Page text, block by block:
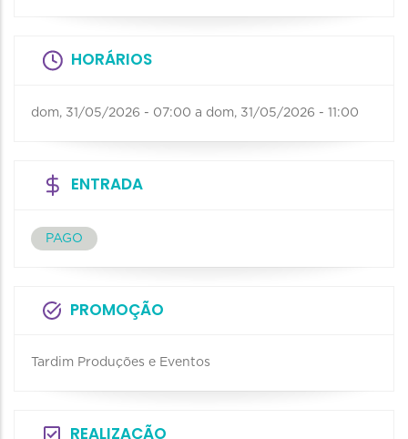
HORÁRIOS
dom, 31/05/2026 - 07:00 a dom, 31/05/2026 - 11:00
ENTRADA
PAGO
PROMOÇÃO
Tardim Produções e Eventos
REALIZAÇÃO